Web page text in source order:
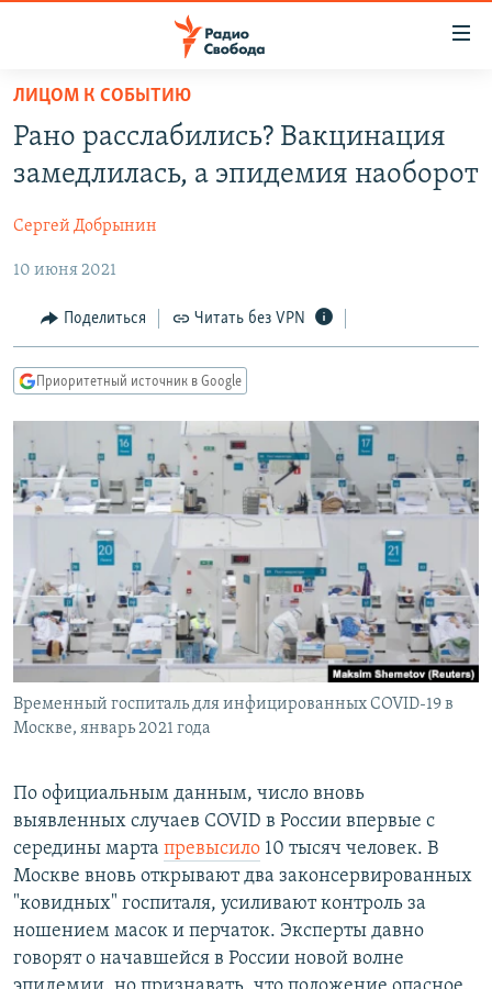
упрощенного
доступа
основному
Вернутся
главной
навигации
Вернутся
поиску
ПОДКАСТЫ
ЦИТАТЫ СВОБОДЫ
МНЕНИЯ
КУЛЬТУРА
IDEL.РЕАЛИИ
КАВКАЗ.РЕАЛИИ
СЕВЕР.РЕАЛИИ
СИБИРЬ.РЕАЛИИ
РАСПИСАНИЕ ВЕЩАНИЯ
ПОДПИШИТЕСЬ НА РАССЫЛКУ
СОЦИАЛЬНЫЕ СЕТИ
ЛИЦОМ К СОБЫТИЮ
Рано расслабились? Вакцинация
замедлилась, а эпидемия наоборот
Сергей Добрынин
10 июня 2021
Поделиться Читать без VPN
Приоритетный источник в Google
Временный госпиталь для инфицированных COVID-19 в
Москве, январь 2021 года
По официальным данным, число вновь
выявленных случаев COVID в России впервые с
середины марта превысило 10 тысяч человек. В
Москве вновь открывают два законсервированных
"ковидных" госпиталя, усиливают контроль за
ношением масок и перчаток. Эксперты давно
говорят о начавшейся в России новой волне